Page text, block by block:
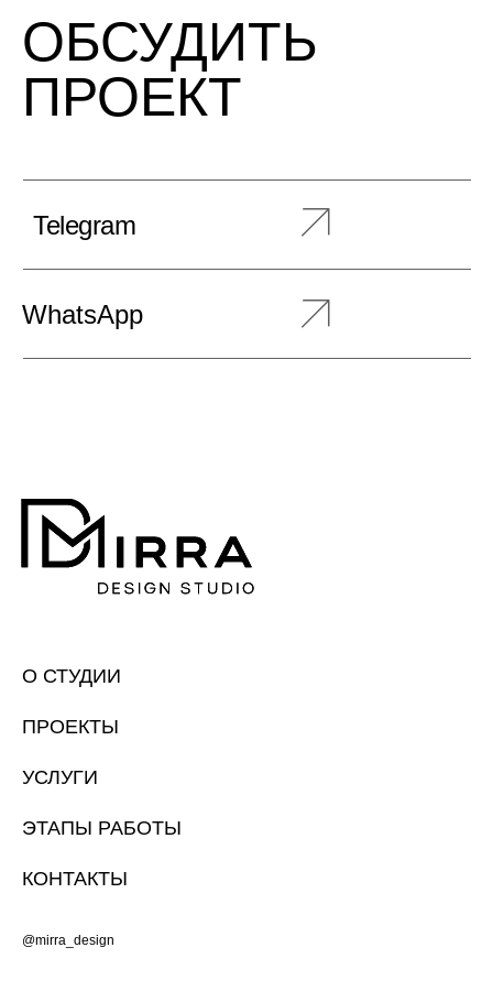
ОБСУДИТЬ
ПРОЕКТ
WhatsApp
Telegram
О СТУДИИ
ПРОЕКТЫ
УСЛУГИ
ЭТАПЫ РАБОТЫ
КОНТАКТЫ
@mirra_design